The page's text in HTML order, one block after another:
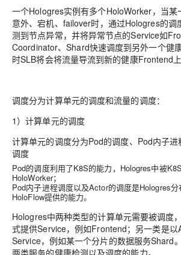
一个Hologres实例有多个HoloWorker，当某
意外、宕机、failover时，通过Hologres的调
测到节点异常，并将异常节点的Service如
Coordinator、Shard快速调度到另外一个健
时SLB将会将流量导流到新的健康Frontend上
调度分为计算单元的调度和流量的调度：
1）计算单元的调度
计算单元的调度分为Pod的调度、Pod内子
调度
Pod的调度利用了K8S的能力，Hologres中被
HoloWorker；
Pod内子进程调度以及Actor的调度是Hologres
HoloFlow提供的能力。
Hologres中两种类型的计算单元需要被调度
式提供Service，例如Frontend；另一类是以
Service，例如某一个分片的数据服务Shard